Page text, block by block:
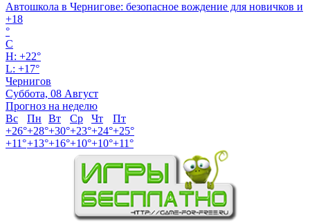
Автошкола в Чернигове: безопасное вождение для новичков и
+18
°
C
H: +22°
L: +17°
Чернигов
Суббота, 08 Август
Прогноз на неделю
Вс
Пн Вт Ср Чт
Пт
+26°+28°+30°+23°+24°+25°
+11°+13°+16°+10°+10°+11°